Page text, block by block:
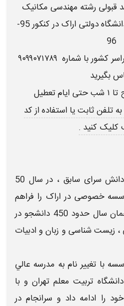
قبولی رشته مهندسی مکانیک
بیوسیستم ( کشاورزی ) دانشگاه دولتی اراک در کنکور 95-
96
کشور با شماره ۹۰۹۹۰۷۱۷۸۹
بگیرید
تلفن ثابتیا استفاده ازکد
کلیک کنید .
اساتید دانشگاه تهران و دانش سرای سابق ، در سال 50
خصوصی در اراک را فراهم
کردند . در نیمسال اول همان سال حدود 450 دانشجو در
زیست شناسی و زبان و ادبیات
51 اين موسسه با تغییر نام به مدرسه عالي
تربيت معلم تهران و با
را ادامه داد و سرانجام در